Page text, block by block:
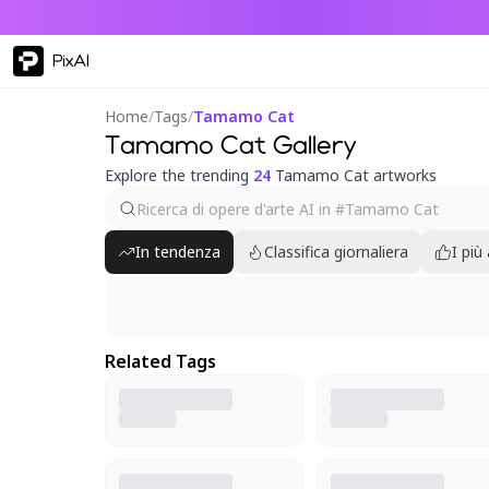
PixAI
Home/Tags/Tamamo Cat
Tamamo Cat Gallery
Explore the trending 24 Tamamo Cat artworks
In tendenza Classifica giornaliera I più
Related Tags